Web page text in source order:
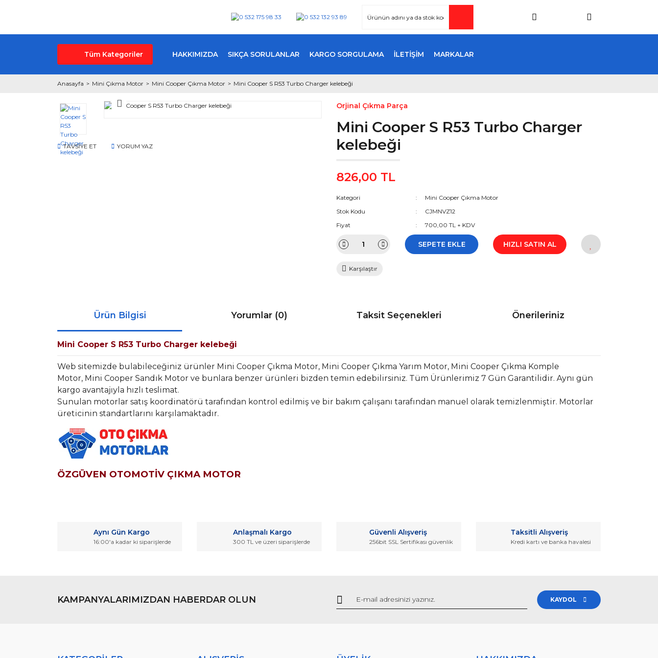
Tüm Kategoriler HAKKIMIZDA SIKÇA SORULANLAR KARGO SORGULAMA İLETİŞİM MARKALAR
Anasayfa Mini Çıkma Motor Mini Cooper Çıkma Motor Mini Cooper S R53 Turbo Charger kelebeği
TAVSİYE ET YORUM YAZ
Orjinal Çıkma Parça
Mini Cooper S R53 Turbo Charger
kelebeği
826,00 TL
Kategori
Mini Cooper Çıkma Motor
Stok Kodu
CJMNVZ12
Fiyat
700,00 TL + KDV
SEPETE EKLE HIZLI SATIN AL
Karşılaştır
Ürün Bilgisi Yorumlar (0) Taksit Seçenekleri Önerileriniz
Mini Cooper S R53 Turbo Charger kelebeği
Web sitemizde bulabileceğiniz ürünler Mini Cooper Çıkma Motor, Mini Cooper Çıkma Yarım Motor, Mini Cooper Çıkma Komple
Motor, Mini Cooper Sandık Motor ve bunlara benzer ürünleri bizden temin edebilirsiniz. Tüm Ürünlerimiz 7 Gün Garantilidir. Aynı gün
kargo avantajıyla hızlı teslimat.
Sunulan motorlar satış koordinatörü tarafından kontrol edilmiş ve bir bakım çalışanı tarafından manuel olarak temizlenmiştir. Motorlar
üreticinin standartlarını karşılamaktadır.
ÖZGÜVEN OTOMOTİV ÇIKMA MOTOR
Ürün resmi kalitesiz, bozuk veya görüntülenemiyor.
Gönder
Aynı Gün Kargo
16:00'a kadar ki siparişlerde
Anlaşmalı Kargo
300 TL ve üzeri siparişlerde
Güvenli Alışveriş
256bit SSL Sertifikası güvenlik
Taksitli Alışveriş
Kredi kartı ve banka havalesi
KAMPANYALARIMIZDAN HABERDAR OLUN KAYDOL